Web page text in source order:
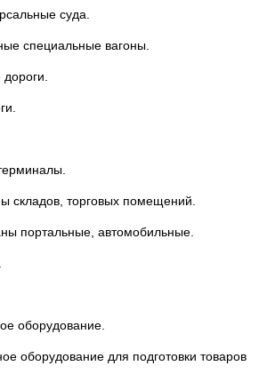
суда.
специальные вагоны.
складов, торговых помещений.
портальные, автомобильные.
оборудование.
оборудование для подготовки товаров